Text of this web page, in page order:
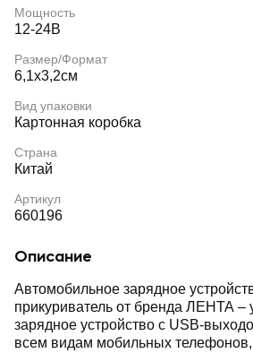
Мощность
12-24В
Размер/Формат
6,1х3,2см
Вид упаковки
Картонная коробка
Страна
Китай
Артикул
660196
Описание
Автомобильное зарядное
прикуриватель от бренда ЛЕНТА – универсальное
зарядное устройство с USB-выходом. Оно
всем видам мобильных